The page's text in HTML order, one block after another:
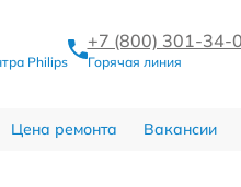
Philips
+7 (800) 301-34-
Горячая линия
Цена ремонта Вакансии